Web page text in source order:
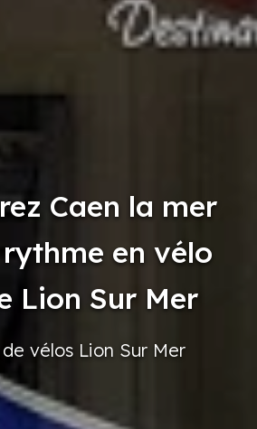
Caen la mer
en vélo
Lion Sur Mer
de vélos Lion Sur Mer